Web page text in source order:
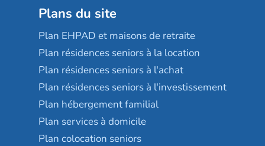
Plans du site
Plan EHPAD et maisons de retraite
Plan résidences seniors à la location
Plan résidences seniors à l'achat
Plan résidences seniors à l'investissement
Plan hébergement familial
Plan services à domicile
Plan colocation seniors